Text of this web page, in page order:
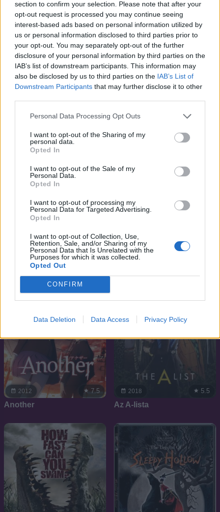
section to confirm your selection. Please note that after your
opt-out request is processed you may continue seeing
interest-based ads based on personal information utilized by
us or personal information disclosed to third parties prior to
your opt-out. You may separately opt-out of the further
disclosure of your personal information by third parties on the
IAB’s list of downstream participants. This information may
also be disclosed by us to third parties on the IAB’s List of
Downstream Participants that may further disclose it to other
Personal Data Processing Opt Outs
I want to opt-out of the Sharing of my
personal data.
Opted In
I want to opt-out of the Sale of my
Personal Data.
Opted In
I want to opt-out of processing my
Personal Data for Targeted Advertising.
Opted In
I want to opt-out of Collection, Use,
Retention, Sale, and/or Sharing of my
Personal Data that Is Unrelated with the
Purposes for which it was collected.
Opted Out
CONFIRM
Data Deletion Data Access Privacy Policy
2023 7.1
The Walking Dead: Dead
City
2005 7.1
Constantine - A
démonvadász
1976 7.1
2012
SOROZAT
7.5
Another
2018 5.5
Az A-lista